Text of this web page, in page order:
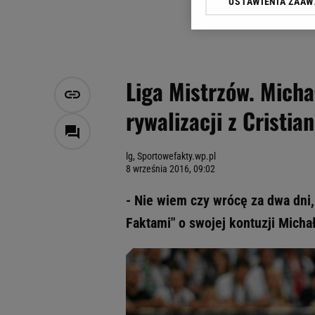
Liga Mistrzów.
rywalizacji z
lg, Sportowefakty.wp.pl
8 września 2016, 09:02
- Nie wiem czy wrócę za dwa
Faktami" o swojej kontuzji
Klikając „Akceptuję”
Zaufanych Partnerów i
My, nasi Zaufani
Użycie dokładnych
Przechowywanie